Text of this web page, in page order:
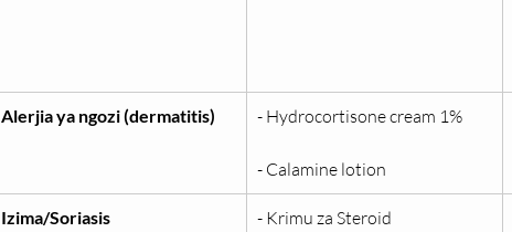
Alerjia ya ngozi (dermatitis) - Hydrocortisone cream 1%
- Calamine lotion
Izima/Soriasis
- Krimu za Steroid